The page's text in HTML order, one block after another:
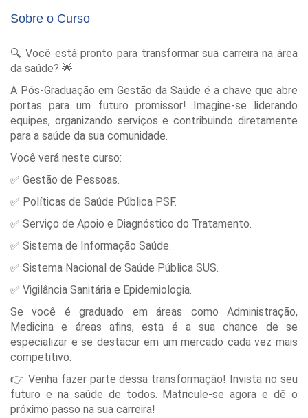
Sobre o Curso
🔍 Você está pronto para transformar sua carreira na área
da saúde? 🌟
A Pós-Graduação em Gestão da Saúde é a chave que abre
portas para um futuro promissor! Imagine-se liderando
equipes, organizando serviços e contribuindo diretamente
para a saúde da sua comunidade.
Você verá neste curso:
✅ Gestão de Pessoas.
✅ Políticas de Saúde Pública PSF.
✅ Serviço de Apoio e Diagnóstico do Tratamento.
✅ Sistema de Informação Saúde.
✅ Sistema Nacional de Saúde Pública SUS.
✅ Vigilância Sanitária e Epidemiologia.
Se você é graduado em áreas como Administração,
Medicina e áreas afins, esta é a sua chance de se
especializar e se destacar em um mercado cada vez mais
competitivo.
👉 Venha fazer parte dessa transformação! Invista no seu
futuro e na saúde de todos. Matricule-se agora e dê o
próximo passo na sua carreira!